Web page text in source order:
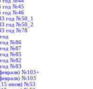
год №45
год №46
год №50_1
год №50_2
год №78
год №86
год №87
год №85
год №82
год №83
№103+
№103
июля) №53